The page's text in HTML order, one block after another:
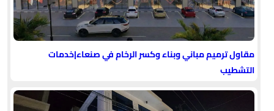
مقاول ترميم مباني وبناء وكسر الرخام في صنعاء|خدمات
التشطيب